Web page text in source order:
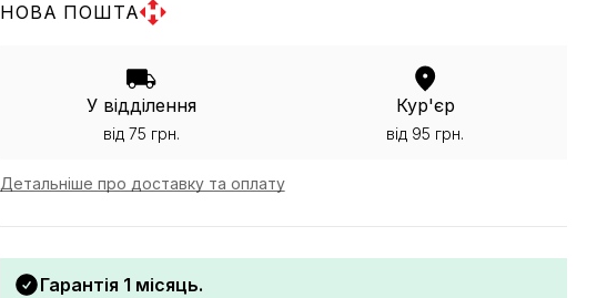
НОВА ПОШТА
У відділення
від 75 грн.
Кур'єр
від 95 грн.
Детальніше про доставку та оплату
Гарантія 1 місяць.